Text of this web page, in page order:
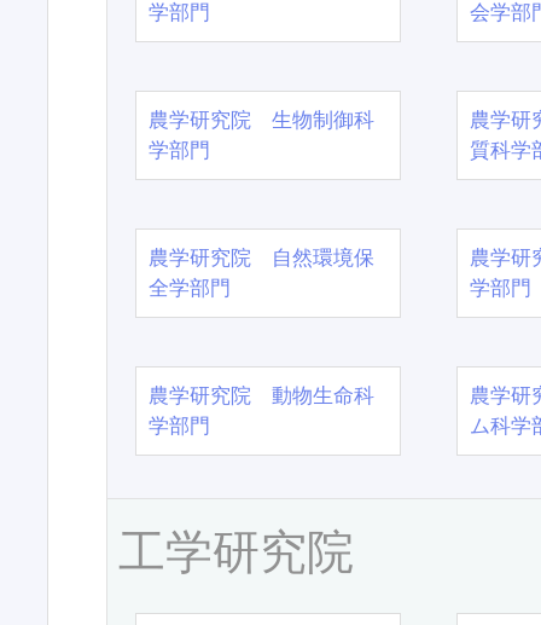
学部門
会学部
農学研究院 生物制御科
学部門
農学
質科学
農学研究院 自然環境保
全学部門
農学
学部門
農学研究院 動物生命科
学部門
農学
ム科学
工学研究院